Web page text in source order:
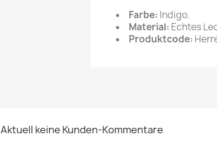
Farbe: Indigo.
Material: Echtes
Produktcode:
Aktuell keine Kunden-Kommentare